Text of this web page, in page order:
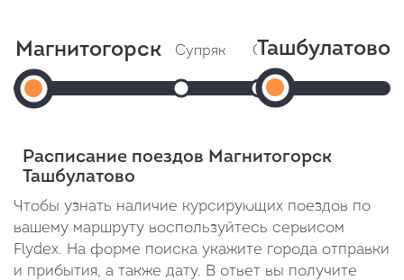
Магнитогорск
Магнитогорск
Пасс
20:07
Супряк
Прибытие: 20:21
Отправление: 20:22
В пути: 14 минут
Смеловская
Прибытие: 20:31
Отправление: 20:32
Ташбулатово
Прибытие:
пути:
37
минут
Расписание поездов Магнитогорск
Ташбулатово
Чтобы узнать наличие курсирующих поездов по
вашему маршруту воспользуйтесь сервисом
Flydex. На форме поиска укажите города отправки
и прибытия, а также дату. В ответ вы получите